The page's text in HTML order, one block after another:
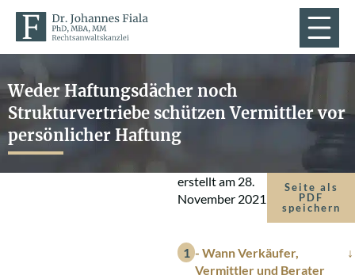
Weder Haftungsdächer noch
Strukturvertriebe schützen Vermittler vor
persönlicher Haftung
erstellt am 28.
November 2021
Seite als
PDF
speichern
- Wann Verkäufer,
Vermittler und Berater